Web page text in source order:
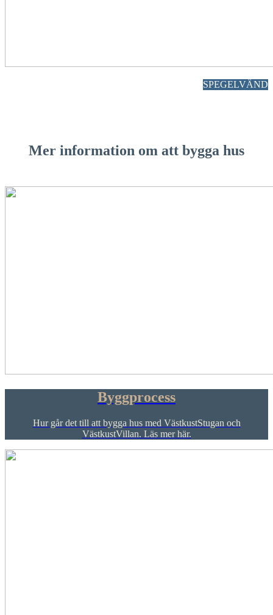
SPEGELVÄND
Mer information om att bygga hus
Byggprocess
Hur går det till att bygga hus med VästkustStugan och
VästkustVillan. Läs mer här.